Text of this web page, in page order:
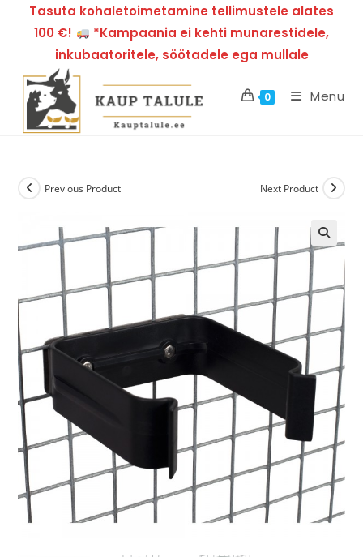
Tasuta kohaletoimetamine tellimustele alates
100 €!
*Kampaania ei kehti munarestidele,
inkubaatoritele, söötadele ega mullale
0 Menu
Previous Product Next Product